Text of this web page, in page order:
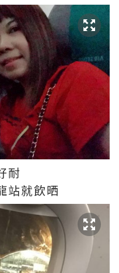
耐
站就飲晒